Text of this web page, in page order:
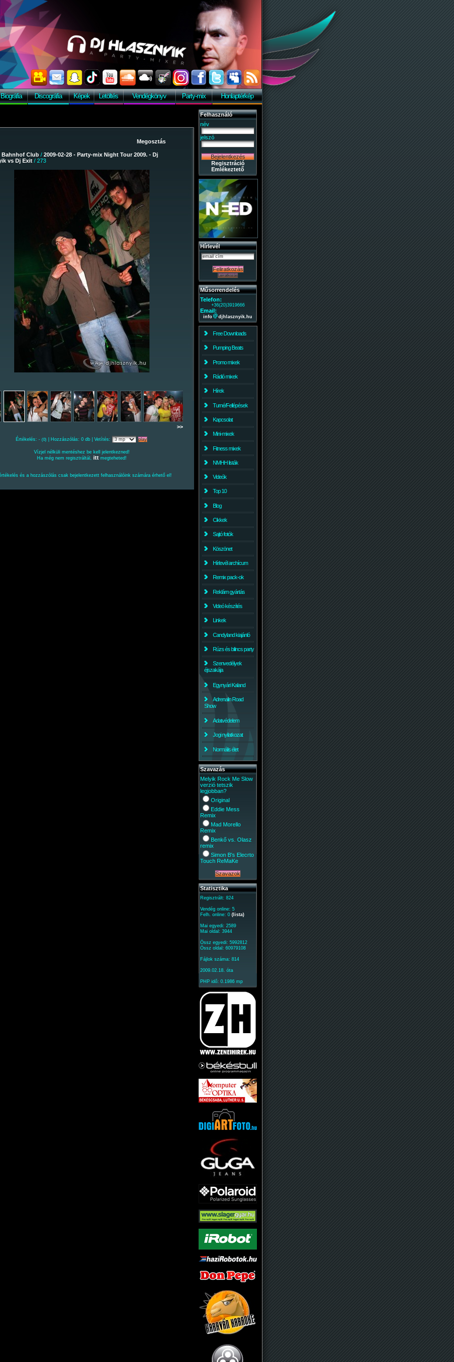
Biográfia Discográfia Képek Letöltés Vendégkönyv Party-mix Honlaptérkép
Bahnhof Club / 2009-02-28 - Party-mix Night Tour 2009. - Dj
vs Dj Exit / 273
>>
Értékelés: - (0) | Hozzászólás: 0 db | Vetítés:
Vízjel nélküli mentéshez be kell jelentkezned!
Ha még nem regisztráltál, ittmegteheted!
és a hozzászólás csak bejelentkezett felhasználóink számára érhető el!
Felhasználó
név
jelszó
Regisztráció
Emlékeztető
Hírlevél
Műsorrendelés
Telefon:
+36(20)3919666
Email:
info djhlasznyik.hu
Free Downloads
Pumping Beats
Promo mixek
Rádió mixek
Hírek
Turné/Fellépések
Kapcsolat
Mini-mixek
Fitness mixek
NMHH listák
Videók
Top 10
Blog
Cikkek
Sajtó fotók
Köszönet
Hírlevél archícum
Remix pack-ok
Reklám gyártás
Videó készítés
Linkek
Candyland kiajánló
Rúzs és bilincs party
Szenvedélyek
éjszakája
Egynyári Kaland
Adrenalin Road
Show
Adatvédelem
Jogi nyilatkozat
Normális élet
Szavazás
Melyik Rock Me Slow
verzió tetszik
legjobban?
Original
Eddie Mess
Remix
Mad Morello
Remix
Benkő vs. Olasz
remix
Simon B's Elecrto
Touch ReMaKe
Statisztika
Regisztrált: 824
Vendég online: 5
Felh. online: 0 (lista)
Mai egyedi: 2589
Mai oldal: 3944
Össz egyedi: 5992812
Össz oldal: 60979108
Fájlok száma: 814
2009.02.18. óta
PHP idő: 0.1986 mp